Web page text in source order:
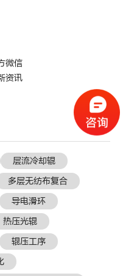
微信
资讯
层流冷却辊
多层无纺布复合
导电滑环
热压光辊
辊压工序